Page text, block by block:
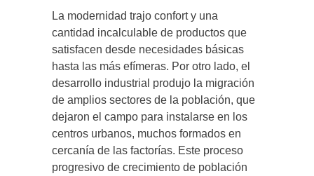
La modernidad trajo confort y una
cantidad incalculable de productos que
satisfacen desde necesidades básicas
hasta las más efímeras. Por otro lado, el
desarrollo industrial produjo la migración
de amplios sectores de la población, que
dejaron el campo para instalarse en los
centros urbanos, muchos formados en
cercanía de las factorías. Este proceso
progresivo de crecimiento de población